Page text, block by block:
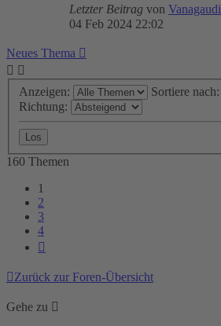
Letzter Beitrag von Vanagaudi
04 Feb 2024 22:02
Neues Thema
Anzeigen:
Sortiere nach:
Richtung:
160 Themen
1
2
3
4
Zurück zur Foren-Übersicht
Gehe zu